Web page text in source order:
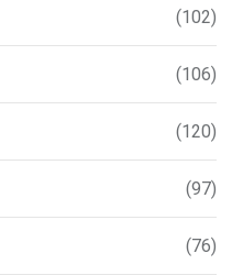
(102)
(106)
(120)
(97)
(76)